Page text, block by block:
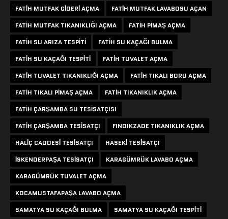
FATIH MUTFAK GIDERI AÇMA
FATIH MUTFAK LAVABOSU AÇAN
FATIH MUTFAK TIKANIKLIĞI AÇMA
FATIH PIMAŞ AÇMA
FATIH SU ARIZA TESPITI
FATIH SU KAÇAĞI BULMA
FATIH SU KAÇAĞI TESPITI
FATIH TUVALET AÇMA
FATIH TUVALET TIKANIKLIĞI AÇMA
FATIH TIKALI BORU AÇMA
FATIH TIKALI PIMAŞ AÇMA
FATIH TIKANIKLIK AÇMA
FATIH ÇARŞAMBA SU TESISATÇISI
FATIH ÇARŞAMBA TESISATÇI
FINDIKZADE TIKANIKLIK AÇMA
HALIÇ CADDESI TESISATÇI
HASEKI TESISATÇI
ISKENDERPAŞA TESISATÇI
KARAGÜMRÜK LAVABO AÇMA
KARAGÜMRÜK TUVALET AÇMA
KOCAMUSTAFAPAŞA LAVABO AÇMA
SAMATYA SU KAÇAĞI BULMA
SAMATYA SU KAÇAĞI TESPITI